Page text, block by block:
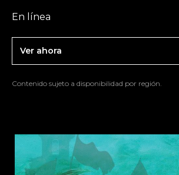
En línea
Ver ahora
Contenido sujeto a disponibilidad por región.